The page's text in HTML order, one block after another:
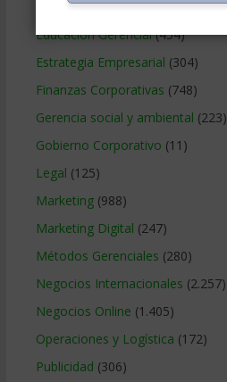
Contabilidad(466)
Educacion Gerencial(454)
Estrategia Empresarial (304)
Finanzas Corporativas (748)
Gerencia social y ambiental (223)
Gobierno Corporativo (11)
Legal (125)
Marketing(988)
Marketing Digital (247)
Métodos Gerenciales (280)
Negocios Internacionales (2.257)
Negocios Online (1.405)
Operaciones y Logística (172)
Publicidad (306)